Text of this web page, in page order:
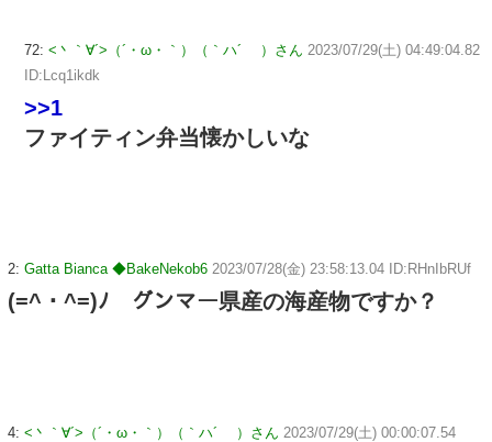
72: <丶｀∀´>（´・ω・｀）（｀ハ´ ）さん 2023/07/29(土) 04:49:04.82
ID:Lcq1ikdk
>>1
ファイティン弁当懐かしいな
2: Gatta Bianca ◆BakeNekob6 2023/07/28(金) 23:58:13.04 ID:RHnIbRUf
(=^・^=)ﾉ グンマー県産の海産物ですか？
4: <丶｀∀´>（´・ω・｀）（｀ハ´ ）さん 2023/07/29(土) 00:00:07.54